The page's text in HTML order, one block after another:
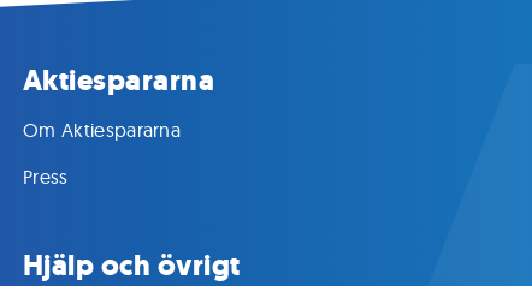
Aktiespararna
Om Aktiespararna
Press
Hjälp och övrigt